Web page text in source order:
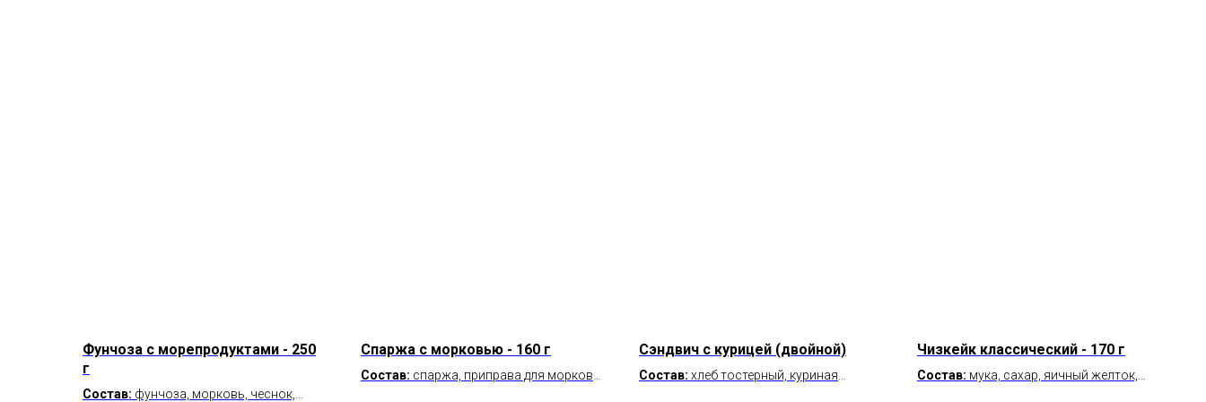
Фунчоза с морепродуктами - 250
г
Состав: фунчоза, морковь, чеснок,
Спаржа с морковью - 160 г
Состав: спаржа, приправа для моркови
Сэндвич с курицей (двойной)
Состав: хлеб тостерный, куриная
Чизкейк классический - 170 г
Состав: мука, сахар, яичный желток,